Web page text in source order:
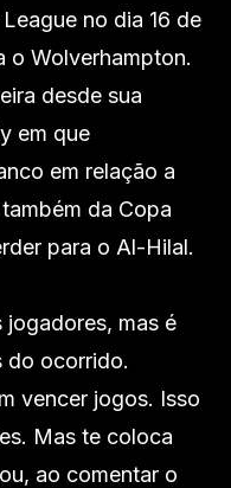
no dia 16 de
o Wolverhampton.
desde sua
em que
em relação a
da Copa
para o Al-Hilal.
jogadores, mas é
do ocorrido.
vencer jogos. Isso
Mas te coloca
ao comentar o